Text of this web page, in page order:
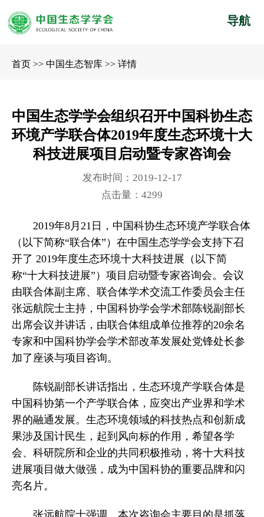
导航
首页>> 中国生态智库>> 详情
中国生态学学会组织召开中国科协生态
环境产学联合体2019年度生态环境十大
科技进展项目启动暨专家咨询会
发布时间：2019-12-17
点击量：4299
2019年8月21日，中国科协生态环境产学联合体
（以下简称“联合体”）在中国生态学学会支持下召
开了 2019年度生态环境十大科技进展（以下简
称“十大科技进展”）项目启动暨专家咨询会。会议
由联合体副主席、联合体学术交流工作委员会主任
张远航院士主持，中国科协学会学术部陈锐副部长
出席会议并讲话，由联合体组成单位推荐的20余名
专家和中国科协学会学术部改革发展处党锋处长参
加了座谈与项目咨询。
陈锐副部长讲话指出，生态环境产学联合体是
中国科协第一个产学联合体，应突出产业界和学术
界的融通发展。生态环境领域的科技热点和创新成
果涉及国计民生，起到风向标的作用，希望各学
会、科研院所和企业的共同积极推动，将十大科技
进展项目做大做强，成为中国科协的重要品牌和闪
亮名片。
张远航院士强调，本次咨询会主要目的是抓落